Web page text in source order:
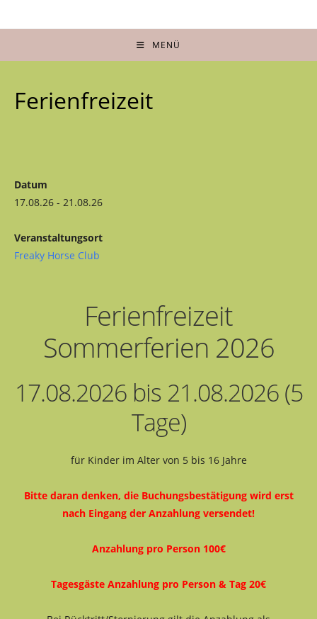
Inhalt
MENÜ
Ferienfreizeit
Datum
17.08.26 - 21.08.26
Veranstaltungsort
Freaky Horse Club
Ferienfreizeit
Sommerferien 2026
17.08.2026 bis 21.08.2026 (5
Tage)
für Kinder im Alter von 5 bis 16 Jahre
Bitte daran denken, die Buchungsbestätigung wird erst
nach Eingang der Anzahlung versendet!
Anzahlung pro Person 100€
Tagesgäste Anzahlung pro Person & Tag 20€